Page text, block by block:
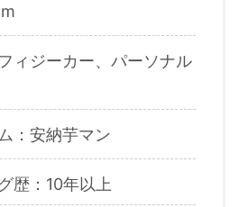
ィジーカー、パーソナル
：安納芋マン
歴：10年以上